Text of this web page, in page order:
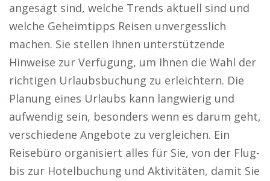
angesagt sind, welche Trends aktuell sind und
welche Geheimtipps Reisen unvergesslich
machen. Sie stellen Ihnen unterstützende
Hinweise zur Verfügung, um Ihnen die Wahl der
richtigen Urlaubsbuchung zu erleichtern. Die
Planung eines Urlaubs kann langwierig und
aufwendig sein, besonders wenn es darum geht,
verschiedene Angebote zu vergleichen. Ein
Reisebüro organisiert alles für Sie, von der Flug-
bis zur Hotelbuchung und Aktivitäten, damit Sie